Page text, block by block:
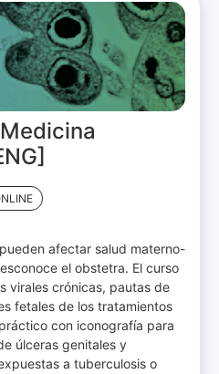
afectar salud materno-
el obstetra. El curso
virales crónicas, pautas de
fetales de los tratamientos
con iconografía para
úlceras genitales y
a tuberculosis o